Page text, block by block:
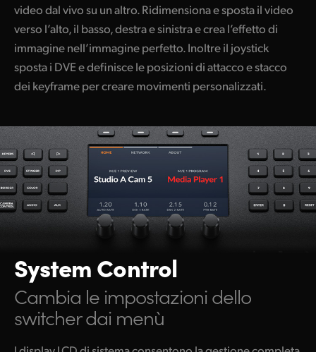
video dal vivo su un altro. Ridimensiona e sposta il video
verso l’alto, il basso, destra e sinistra e crea l’effetto di
immagine nell’immagine perfetto. Inoltre il joystick
sposta i DVE e definisce le posizioni di attacco e stacco
dei keyframe per creare movimenti personalizzati.
System Control
Cambia le impostazioni dello
switcher dai menù